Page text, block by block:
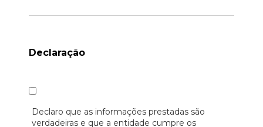
Declaração
Declaro que as informações prestadas são
verdadeiras e que a entidade cumpre os